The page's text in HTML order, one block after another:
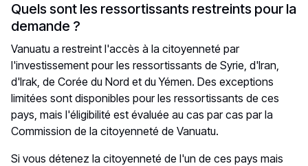
Quels sont les ressortissants restreints pour la
demande ?
Vanuatu a restreint l'accès à la citoyenneté par
l'investissement pour les ressortissants de Syrie, d'Iran,
d'Irak, de Corée du Nord et du Yémen. Des exceptions
limitées sont disponibles pour les ressortissants de ces
pays, mais l'éligibilité est évaluée au cas par cas par la
Commission de la citoyenneté de Vanuatu.
Si vous détenez la citoyenneté de l'un de ces pays mais